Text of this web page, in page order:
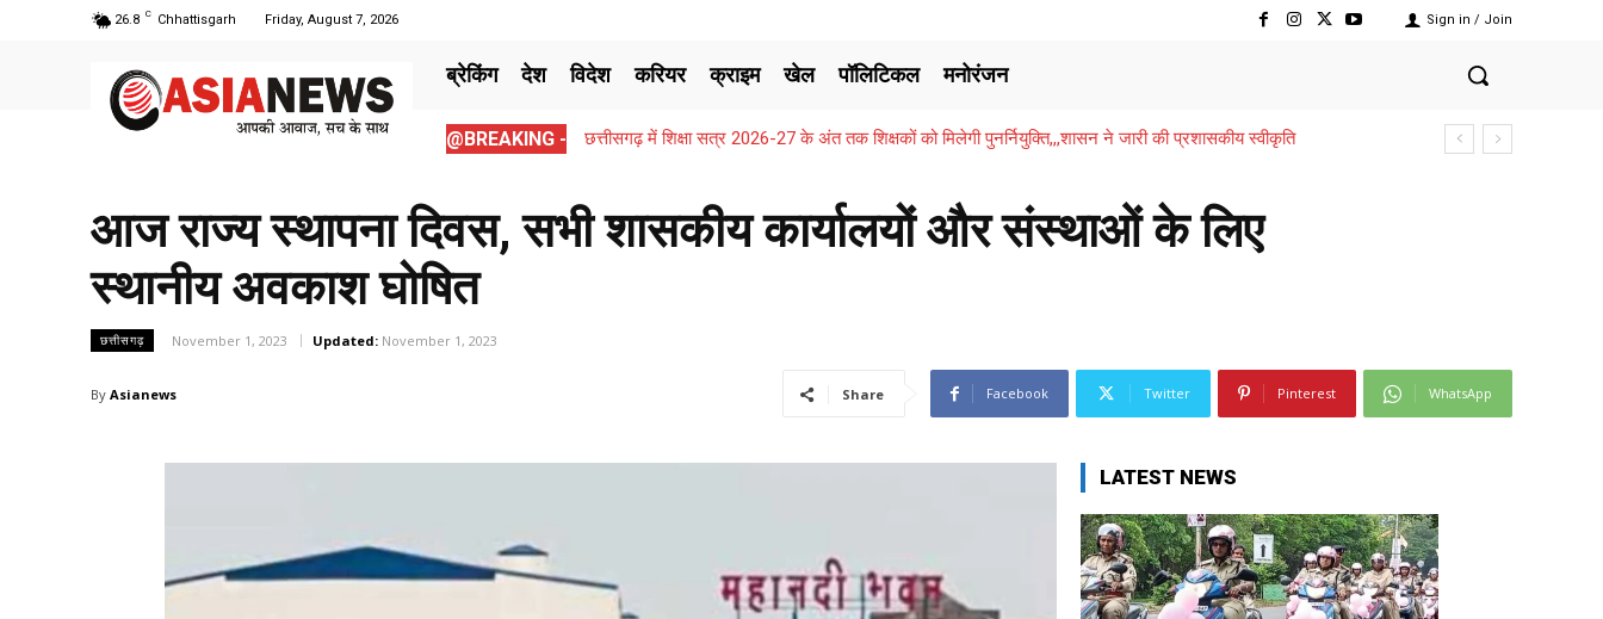
26.8 C Chhattisgarh Friday, August 7, 2026 Sign in / Join
ब्रेकिंग देश विदेश करियर क्राइम खेल पॉलिटिकल मनोरंजन
@BREAKING - छत्तीसगढ़ में शिक्षा सत्र 2026-27 के अंत तक शिक्षकों को मिलेगी पुनर्नियुक्ति,,,शासन ने जारी की प्रशासकीय स्वीकृति
आज राज्य स्थापना दिवस, सभी शासकीय कार्यालयों और संस्थाओं के लिए
स्थानीय अवकाश घोषित
छत्तीसगढ़ November 1, 2023 Updated: November 1, 2023
By Asianews Share Facebook Twitter Pinterest WhatsApp
LATEST NEWS